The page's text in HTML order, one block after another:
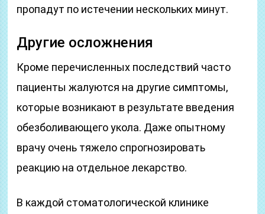
пропадут по истечении нескольких минут.
Другие осложнения
Кроме перечисленных последствий часто
пациенты жалуются на другие симптомы,
которые возникают в результате введения
обезболивающего укола. Даже опытному
врачу очень тяжело спрогнозировать
реакцию на отдельное лекарство.
В каждой стоматологической клинике